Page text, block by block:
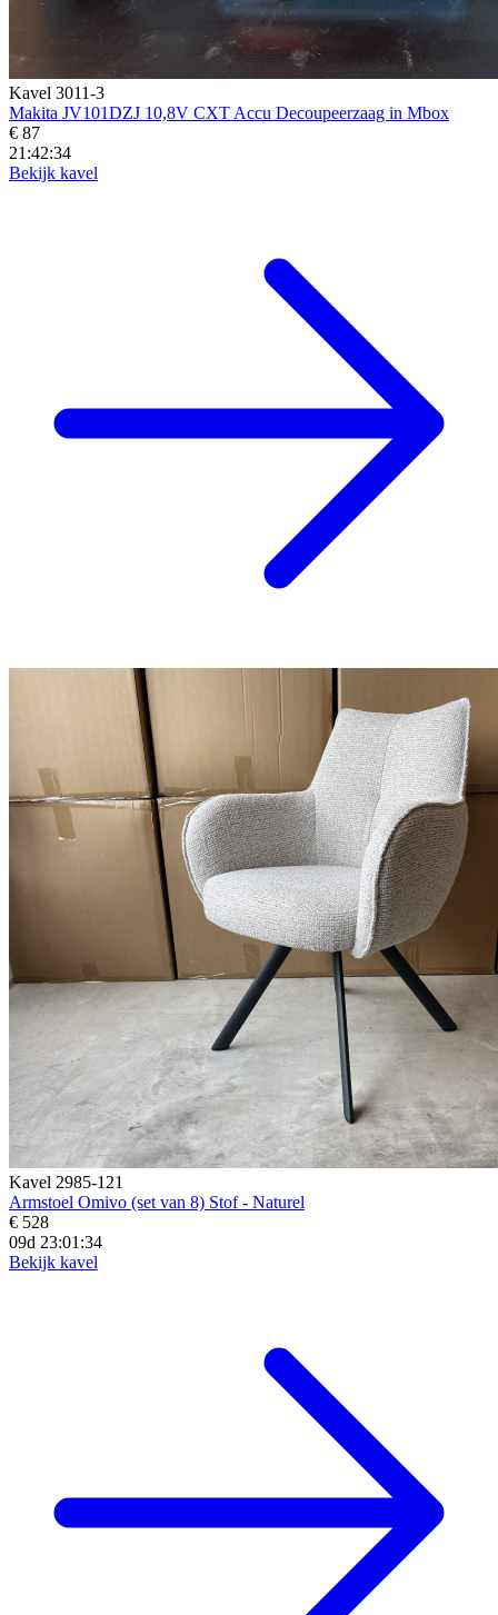
Kavel 3011-3
Makita JV101DZJ 10,8V CXT Accu Decoupeerzaag in Mbox
€ 87
21:42:32
Bekijk kavel
Kavel 2985-121
Armstoel Omivo (set van 8) Stof - Naturel
€ 528
09d 23:01:32
Bekijk kavel